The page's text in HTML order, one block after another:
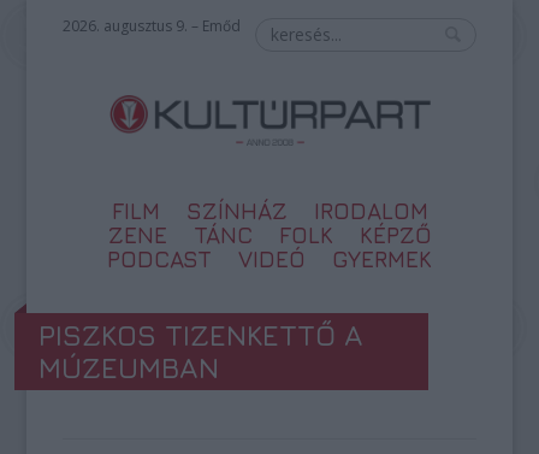
2026. augusztus 9. – Emőd
FILM SZÍNHÁZ
IRODALOM
ZENE
TÁNC FOLK
KÉPZŐ
PODCAST
VIDEÓ GYERMEK
PISZKOS TIZENKETTŐ A
MÚZEUMBAN